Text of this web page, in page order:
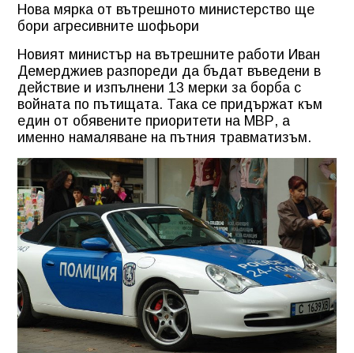
Нова мярка от вътрешното министерство ще
бори агресивните шофьори
Новият министър на вътрешните работи Иван
Демерджиев разпореди да бъдат въведени в
действие и изпълнени 13 мерки за борба с
войната по пътищата. Така се придържат към
един от обявените приоритети на МВР, а
именно намаляване на пътния травматизъм.